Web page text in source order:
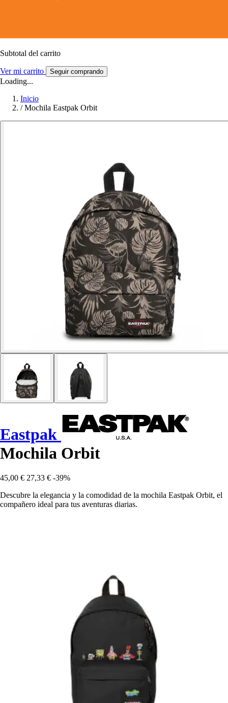
Subtotal del carrito
Ver mi carrito Seguir comprando
Loading...
Inicio
/ Mochila Eastpak Orbit
Eastpak
Mochila Orbit
45,00 € 27,33 € -39%
Descubre la elegancia y la comodidad de la mochila Eastpak Orbit, el
compañero ideal para tus aventuras diarias.